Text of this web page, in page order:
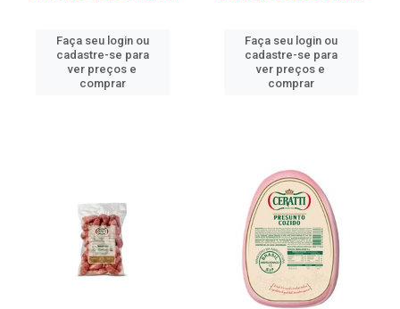
Faça seu login ou
cadastre-se para
ver preços e
comprar
Faça seu login ou
cadastre-se para
ver preços e
comprar